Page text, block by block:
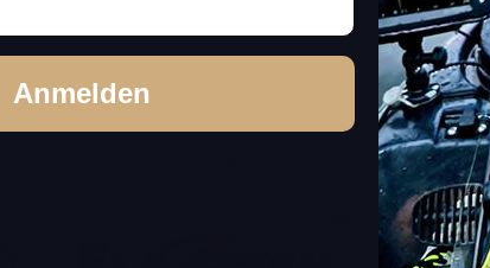
Dieses Material ist super-weich und ermöglicht
und dennoch reißfest, so dass die Köder rund 10x so
Köder im Wasser schwimmen.
von PVC, Plastisol oder Phtalaten.
mit Weichplastik-Ködern anderer Hersteller
für ElaZtech-Köder anlegen.
Anmelden